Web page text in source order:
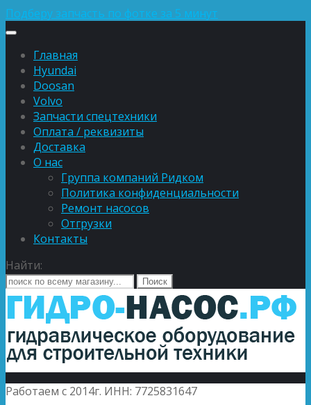
Подберу запчасть по фотке за 5 минут
Главная
Hyundai
Doosan
Volvo
Запчасти спецтехники
Оплата / реквизиты
Доставка
О нас
Группа компаний Ридком
Политика конфиденциальности
Ремонт насосов
Отгрузки
Контакты
Найти:
Работаем с 2014г. ИНН: 7725831647